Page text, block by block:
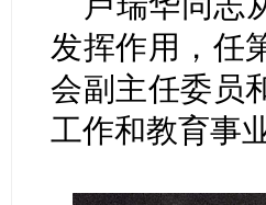
发挥作用，任
会副主任委员
工作和教育事